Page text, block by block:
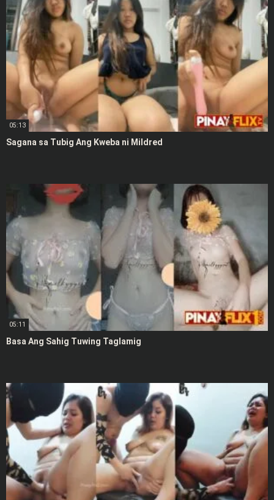
05:13
Sagana sa Tubig Ang Kweba ni Mildred
05:11
Basa Ang Sahig Tuwing Taglamig